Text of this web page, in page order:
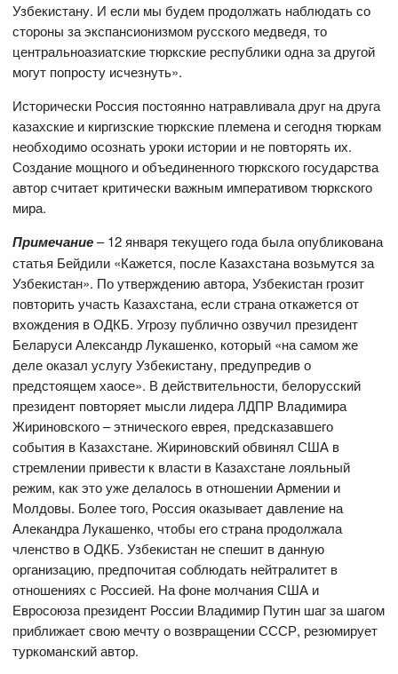
Узбекистану. И если мы будем продолжать наблюдать со
стороны за экспансионизмом русского медведя, то
центральноазиатские тюркские республики одна за другой
могут попросту исчезнуть».
Исторически Россия постоянно натравливала друг на друга
казахские и киргизские тюркские племена и сегодня тюркам
необходимо осознать уроки истории и не повторять их.
Создание мощного и объединенного тюркского государства
автор считает критически важным императивом тюркского
мира.
Примечание– 12 января текущего года была опубликована
статья Бейдили «Кажется, после Казахстана возьмутся за
Узбекистан». По утверждению автора, Узбекистан грозит
повторить участь Казахстана, если страна откажется от
вхождения в ОДКБ. Угрозу публично озвучил президент
Беларуси Александр Лукашенко, который «на самом же
деле оказал услугу Узбекистану, предупредив о
предстоящем хаосе». В действительности, белорусский
президент повторяет мысли лидера ЛДПР Владимира
Жириновского – этнического еврея, предсказавшего
события в Казахстане. Жириновский обвинял США в
стремлении привести к власти в Казахстане лояльный
режим, как это уже делалось в отношении Армении и
Молдовы. Более того, Россия оказывает давление на
Алекандра Лукашенко, чтобы его страна продолжала
членство в ОДКБ. Узбекистан не спешит в данную
организацию, предпочитая соблюдать нейтралитет в
отношениях с Россией. На фоне молчания США и
Евросоюза президент России Владимир Путин шаг за шагом
приближает свою мечту о возвращении СССР, резюмирует
туркоманский автор.